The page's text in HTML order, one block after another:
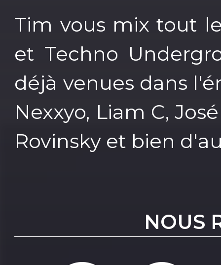
Tim vous mix tout
et Techno
déjà venues dans
Nexxyo, Liam C,
Rovinsky et bien
NOUS